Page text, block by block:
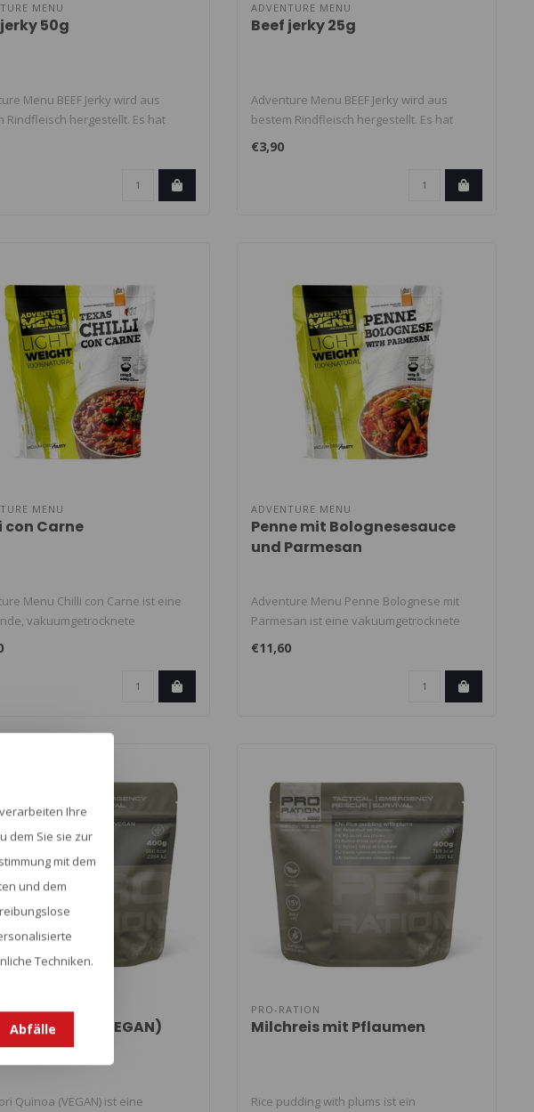
MENU
50g
Menu BEEF Jerky wird aus
Rindfleisch hergestellt. Es hat
ADVENTURE MENU
Beef jerky 25g
Adventure Menu BEEF Jerky wird aus
bestem Rindfleisch hergestellt. Es hat
einen ..
€3,90
MENU
con Carne
Menu Chilli con Carne ist eine
vakuumgetrocknete
ADVENTURE MENU
Penne mit Bolognesesauce
und Parmesan
Adventure Menu Penne Bolognese mit
Parmesan ist eine vakuumgetrocknete
€11,60
Quinoa (VEGAN)
Quinoa (VEGAN) ist eine
PRO-RATION
Milchreis mit Pflaumen
Rice pudding with plums ist ein
Ihre
dem Sie sie zur
mit dem
und dem
Techniken.
Abfälle